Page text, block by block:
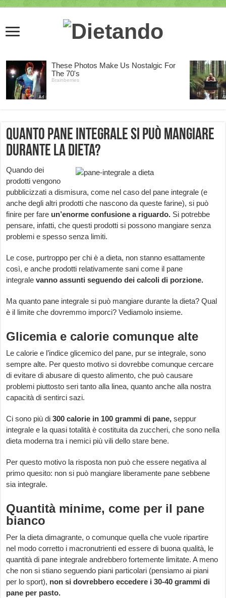
Quanto pane integrale si può mangiare
durante la dieta?
Quando dei
prodotti vengono
pubblicizzati a dismisura, come nel caso del pane integrale (e
anche degli altri prodotti che nascono da queste farine), si può
finire per fare un’enorme confusione a riguardo. Si potrebbe
pensare, infatti, che questi prodotti si possono mangiare senza
problemi e spesso senza limiti.
Le cose, purtroppo per chi è a dieta, non stanno esattamente
così, e anche prodotti relativamente sani come il pane
integralevanno assunti seguendo dei calcoli di porzione.
Ma quanto pane integrale si può mangiare durante la dieta? Qual
è il limite che dovremmo imporci? Vediamolo insieme.
Glicemia e calorie comunque alte
Le calorie e l’indice glicemico del pane, pur se integrale, sono
sempre alte. Per questo motivo si dovrebbe comunque cercare
di evitare di abusare di questo alimento, che può causare
problemi piuttosto seri tanto alla linea, quanto anche alla nostra
capacità di sentirci sazi.
Ci sono più di 300 calorie in 100 grammi di pane, seppur
integrale e la quasi totalità è costituita da zuccheri, che sono nella
dieta moderna tra i nemici più vili dello stare bene.
Per questo motivo la risposta non può che essere negativa al
primo quesito: non si può mangiare liberamente pane sebbene
sia integrale.
Quantità minime, come per il pane
bianco
Per la dieta dimagrante, o comunque quella che vuole ripartire
nel modo corretto i macronutrienti ed essere di buona qualità, le
quantità di pane integrale andrebbero fortemente limitate. A meno
che non si stiano seguendo piani particolari (pensiamo ai piani
per lo sport), non si dovrebbero eccedere i 30-40 grammi di
pane per pasto.